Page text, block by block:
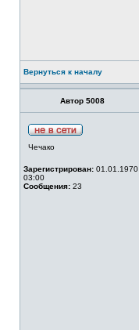
Вернуться к началу
Автор 5008
Чечако
Зарегистрирован: 01.01.1970
03:00
Сообщения: 23